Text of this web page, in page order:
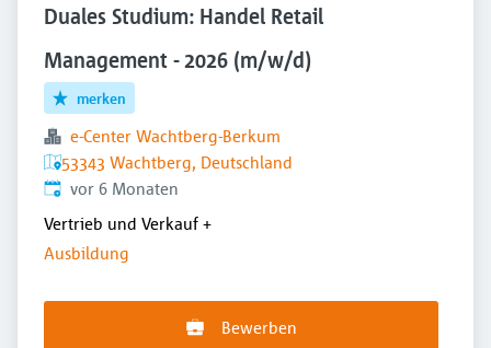
Duales Studium: Handel Retail
Management - 2026 (m/w/d)
merken
e-Center Wachtberg-Berkum
53343 Wachtberg, Deutschland
Veröffentlicht:
vor 6 Monaten
Vertrieb und Verkauf +
Ausbildung
Bewerben